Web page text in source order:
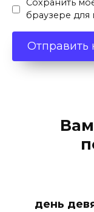
Сохранить
браузере
день